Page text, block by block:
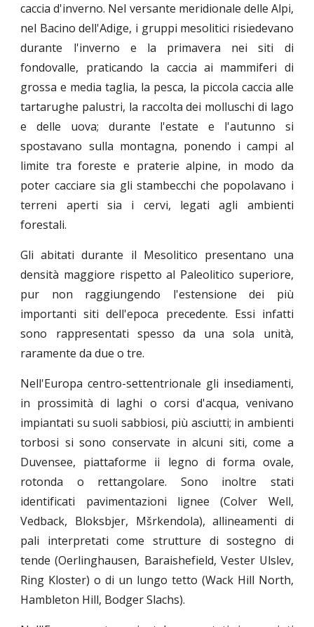
caccia d'inverno. Nel versante meridionale delle Alpi,
nel Bacino dell'Adige, i gruppi mesolitici risiedevano
durante l'inverno e la primavera nei siti di
fondovalle, praticando la caccia ai mammiferi di
grossa e media taglia, la pesca, la piccola caccia alle
tartarughe palustri, la raccolta dei molluschi di lago
e delle uova; durante l'estate e l'autunno si
spostavano sulla montagna, ponendo i campi al
limite tra foreste e praterie alpine, in modo da
poter cacciare sia gli stambecchi che popolavano i
terreni aperti sia i cervi, legati agli ambienti
forestali.
Gli abitati durante il Mesolitico presentano una
densità maggiore rispetto al Paleolitico superiore,
pur non raggiungendo l'estensione dei più
importanti siti dell'epoca precedente. Essi infatti
sono rappresentati spesso da una sola unità,
raramente da due o tre.
Nell'Europa centro-settentrionale gli insediamenti,
in prossimità di laghi o corsi d'acqua, venivano
impiantati su suoli sabbiosi, più asciutti; in ambienti
torbosi si sono conservate in alcuni siti, come a
Duvensee, piattaforme ii legno di forma ovale,
rotonda o rettangolare. Sono inoltre stati
identificati pavimentazioni lignee (Colver Well,
Vedback, Bloksbjer, Mšrkendola), allineamenti di
pali interpretati come strutture di sostegno di
tende (Oerlinghausen, Baraishefield, Vester Ulslev,
Ring Kloster) o di un lungo tetto (Wack Hill North,
Hambleton Hill, Bodger Slachs).